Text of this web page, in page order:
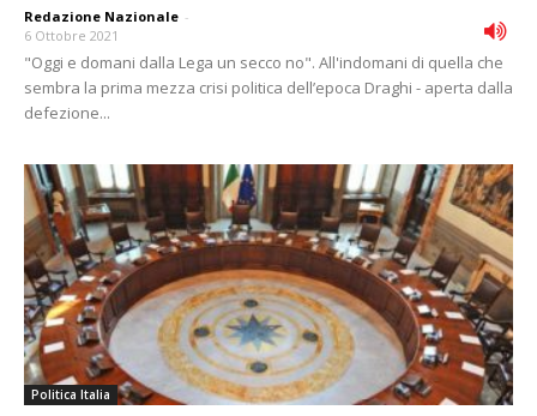
Redazione Nazionale -
6 Ottobre 2021
"Oggi e domani dalla Lega un secco no". All'indomani di quella che
sembra la prima mezza crisi politica dell’epoca Draghi - aperta dalla
defezione...
Politica Italia